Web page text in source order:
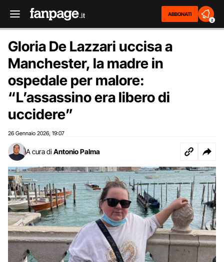
ABBONATI
2
Gloria De Lazzari uccisa a
Manchester, la madre in
ospedale per malore:
“L’assassino era libero di
uccidere”
26 Gennaio 2026 19:07
A cura di Antonio Palma